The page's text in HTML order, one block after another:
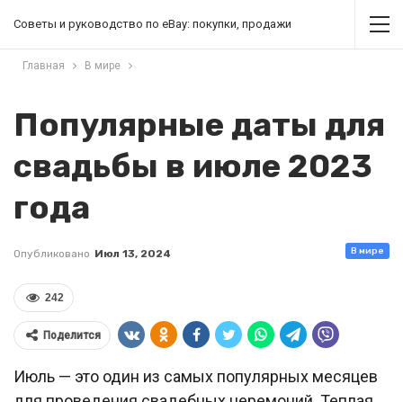
Советы и руководство по eBay: покупки, продажи
Главная В мире
Популярные даты для
свадьбы в июле 2023
года
В мире
Опубликовано Июл 13, 2024
242
Поделится
Июль — это один из самых популярных месяцев